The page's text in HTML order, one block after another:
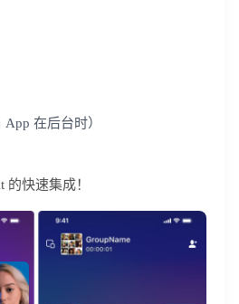
在后台时）
快速集成！